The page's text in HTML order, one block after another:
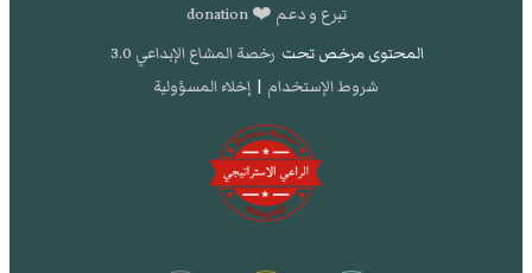
تبرع و دعم ❤️ donation
المحتوى مرخص تحت رخصة المشاع الإبداعي 3.0
شروط الإستخدام | إخلاء المسؤولية